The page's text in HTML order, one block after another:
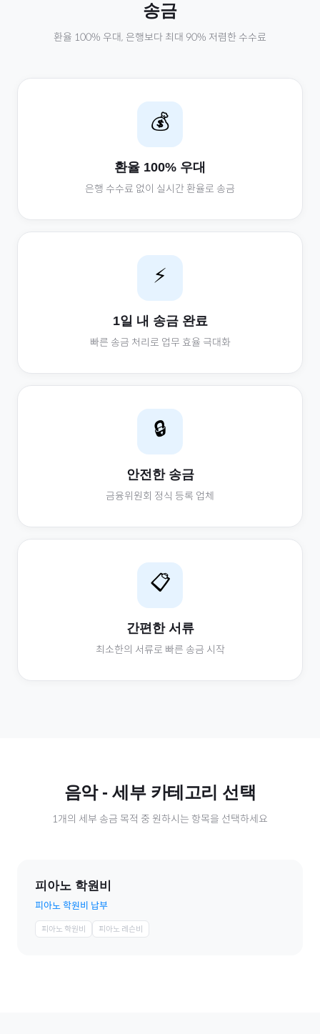
송금
환율 100% 우대, 은행보다 최대 90% 저렴한 수수료
💰
환율 100% 우대
은행 수수료 없이 실시간 환율로 송금
⚡
1일 내 송금 완료
빠른 송금 처리로 업무 효율 극대화
🔒
안전한 송금
금융위원회 정식 등록 업체
📋
간편한 서류
최소한의 서류로 빠른 송금 시작
음악- 세부 카테고리 선택
1개의 세부 송금 목적 중 원하시는 항목을 선택하세요
피아노 학원비
피아노 학원비 납부
피아노 학원비 피아노 레슨비